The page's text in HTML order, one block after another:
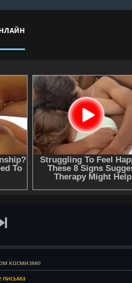
1928)Праздник
космизме
письма